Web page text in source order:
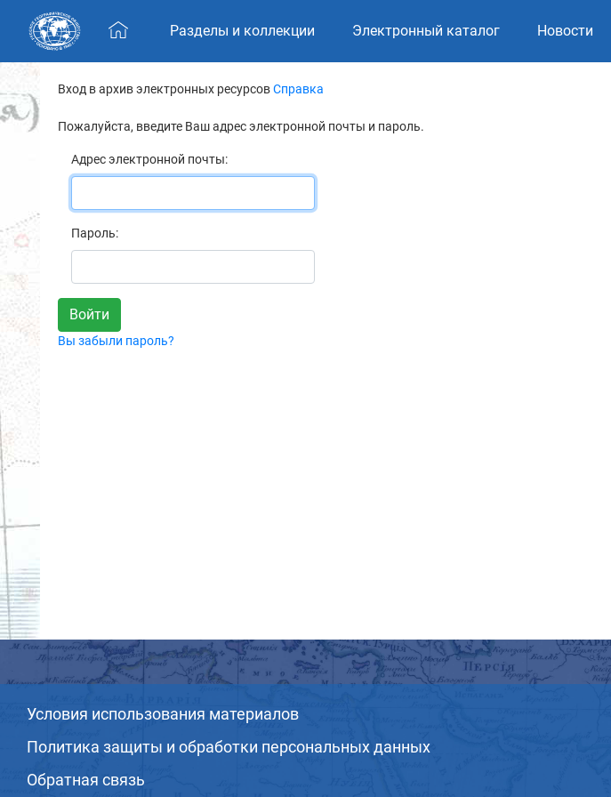
Skip navigation
Разделы и коллекции Электронный каталог Новости
Вход в архив электронных ресурсовСправка
Пожалуйста, введите Ваш адрес электронной почты и пароль.
Адрес электронной почты:
Пароль:
Вы забыли пароль?
Условия использования материалов
Политика защиты и обработки персональных данных
Обратная связь